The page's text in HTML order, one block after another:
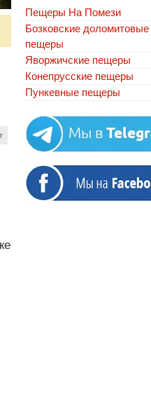
Пещеры На Помези
Бозковские доломитовые
пещеры
Яворжичские пещеры
Конепрусские пещеры
Пункевныe пещеры